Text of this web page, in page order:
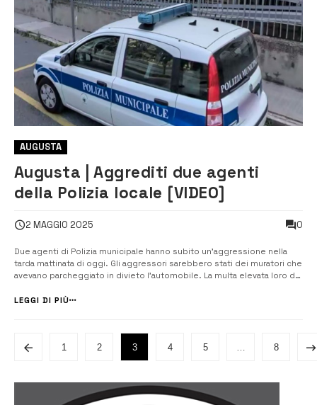
AUGUSTA
Augusta | Aggrediti due agenti
della Polizia locale [VIDEO]
2 MAGGIO 2025 0
Due agenti di Polizia municipale hanno subito un’aggressione nella
tarda mattinata di oggi. Gli aggressori sarebbero stati dei muratori che
avevano parcheggiato in divieto l’automobile. La multa elevata loro dai
contro gli uomini in divisa. Il grave fatto avrebbe richiesto l...
LEGGI DI PIÙ
1 2 3 4 5 … 8